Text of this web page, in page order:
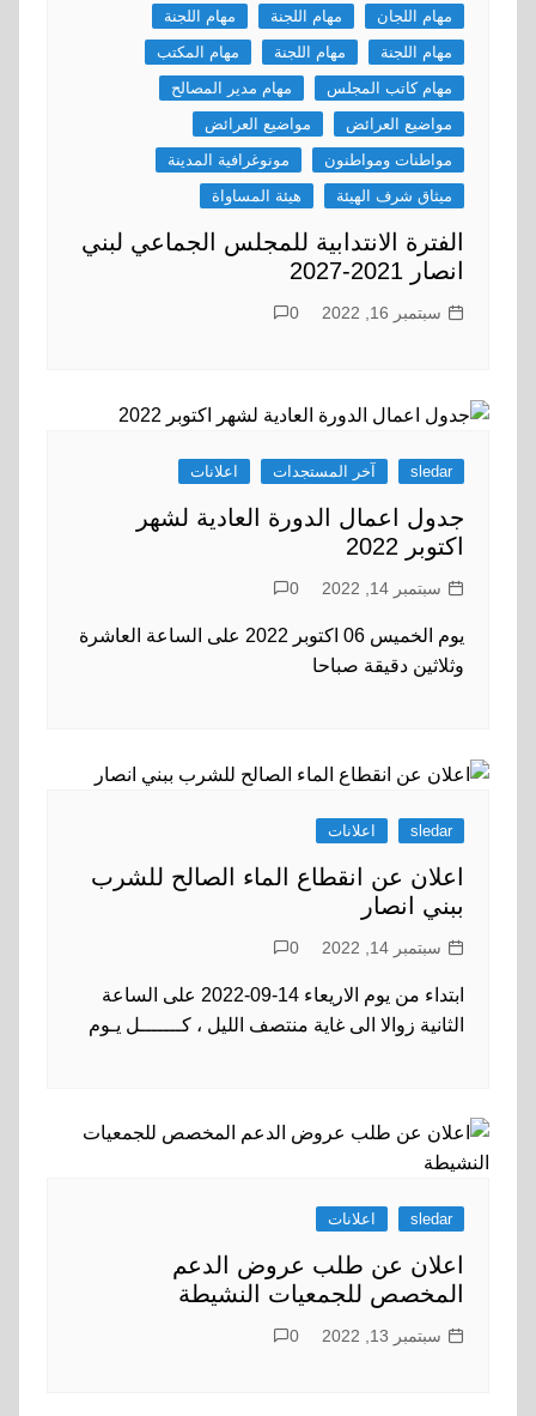
مهام اللجان
مهام اللجنة
مهام اللجنة
مهام اللجنة
مهام اللجنة
مهام المكتب
مهام كاتب المجلس
مهام مدير المصالح
مواضيع العرائض
مواضيع العرائض
مواطنات ومواطنون
مونوغرافية المدينة
ميثاق شرف الهيئة
هيئة المساواة
الفترة الانتدابية للمجلس الجماعي لبني
انصار 2021-2027
سبتمبر 16, 2022 0
sledar آخر المستجدات اعلانات
جدول اعمال الدورة العادية لشهر
اكتوبر 2022
سبتمبر 14, 2022 0
يوم الخميس 06 اكتوبر 2022 على الساعة العاشرة
وثلاثين دقيقة صباحا
sledar اعلانات
اعلان عن انقطاع الماء الصالح للشرب
ببني انصار
سبتمبر 14, 2022 0
ابتداء من يوم الاريعاء 14-09-2022 على الساعة
الثانية زوالا الى غاية منتصف الليل ، كـــــــل يـوم
sledar اعلانات
اعلان عن طلب عروض الدعم
المخصص للجمعيات النشيطة
سبتمبر 13, 2022 0